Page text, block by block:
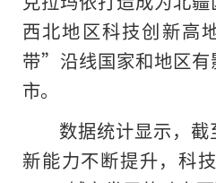
西北地区科技创新高
带”沿线国家和地区有
市。
数据统计显示，
新能力不断提升，科